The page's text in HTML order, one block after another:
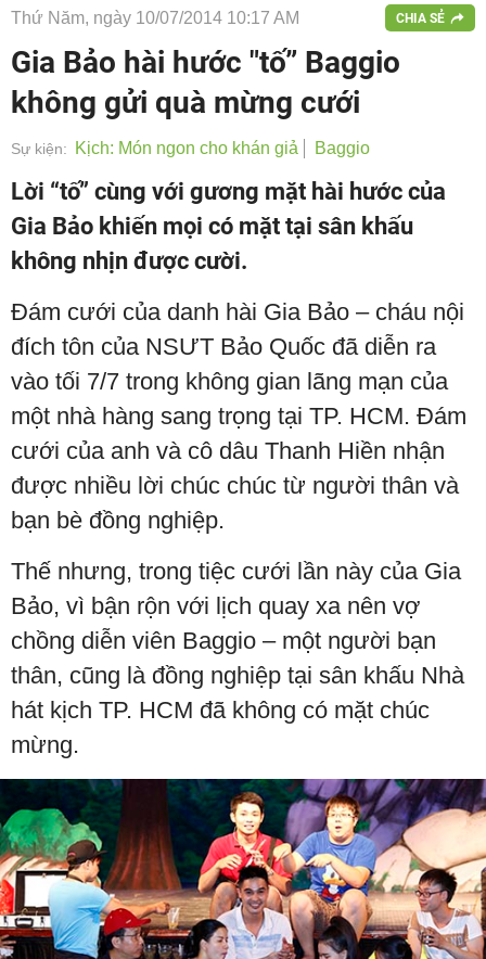
Thứ Năm, ngày 10/07/2014 10:17 AM CHIA SẺ
Gia Bảo hài hước "tố” Baggio
không gửi quà mừng cưới
Sự kiện: Kịch: Món ngon cho khán giả Baggio
Lời “tố” cùng với gương mặt hài hước của
Gia Bảo khiến mọi có mặt tại sân khấu
không nhịn được cười.
Đám cưới của danh hài Gia Bảo – cháu nội
đích tôn của NSƯT Bảo Quốc đã diễn ra
vào tối 7/7 trong không gian lãng mạn của
một nhà hàng sang trọng tại TP. HCM. Đám
cưới của anh và cô dâu Thanh Hiền nhận
được nhiều lời chúc chúc từ người thân và
bạn bè đồng nghiệp.
Thế nhưng, trong tiệc cưới lần này của Gia
Bảo, vì bận rộn với lịch quay xa nên vợ
chồng diễn viên Baggio – một người bạn
thân, cũng là đồng nghiệp tại sân khấu Nhà
hát kịch TP. HCM đã không có mặt chúc
mừng.